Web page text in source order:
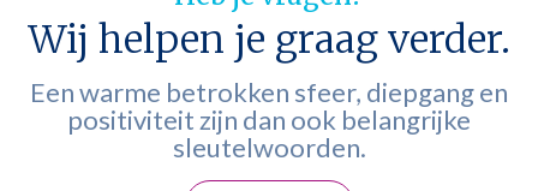
Wij helpen je graag verder.
Een warme betrokken sfeer, diepgang en
positiviteit zijn dan ook belangrijke
sleutelwoorden.